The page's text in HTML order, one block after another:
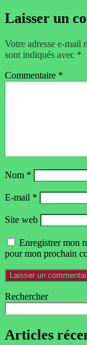
Laisser un
Votre adresse e-mail
sont indiqués avec *
Commentaire *
Nom *
E-mail *
Site web
Enregistrer mon
pour mon prochain
Rechercher
Articles